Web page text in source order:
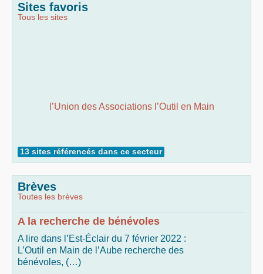
Sites favoris
Tous les sites
l’Union des Associations l’Outil en Main
13 sites référencés dans ce secteur
Brèves
Toutes les brèves
A la recherche de bénévoles
A lire dans l’Est-Éclair du 7 février 2022 :
L’Outil en Main de l’Aube recherche des
bénévoles, (…)